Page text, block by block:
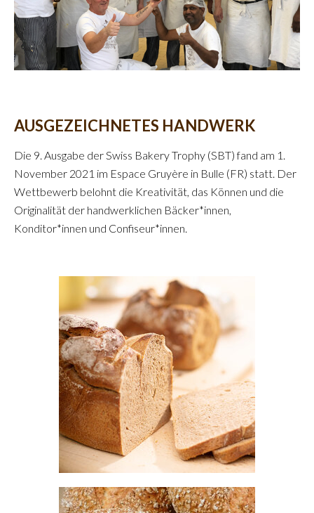
AUSGEZEICHNETES HANDWERK
Die 9. Ausgabe der Swiss Bakery Trophy (SBT) fand am 1.
November 2021 im Espace Gruyère in Bulle (FR) statt. Der
Wettbewerb belohnt die Kreativität, das Können und die
Originalität der handwerklichen Bäcker*innen,
Konditor*innen und Confiseur*innen.